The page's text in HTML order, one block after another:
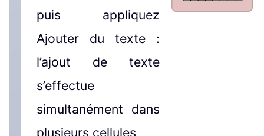
puis appliquez
Ajouter du texte :
l’ajout de texte
s’effectue
simultanément dans
plusieurs cellules